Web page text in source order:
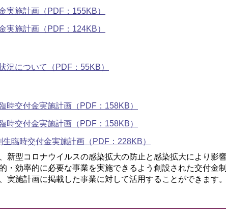
実施計画（PDF：155KB）
実施計画（PDF：124KB）
況について（PDF：55KB）
時交付金実施計画（PDF：158KB）
時交付金実施計画（PDF：158KB）
臨時交付金実施計画（PDF：228KB）
型コロナウイルスの感染拡大の防止と感染拡大により影
効率的に必要な事業を実施できるよう創設された交付金制
施計画に掲載した事業に対して活用することができます。